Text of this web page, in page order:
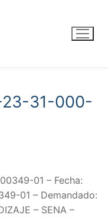
23-31-000-
01 – Fecha:
01 – Demandado:
– SENA –